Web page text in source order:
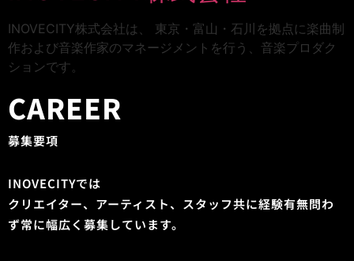
INOVECITY株式会社は、 東京・富山・石川を拠点に楽曲制
作および音楽作家のマネージメントを行う、音楽プロダク
ションです。
CAREER
募集要項
INOVECITYでは
クリエイター、アーティスト、スタッフ共に経験有無問わ
ず常に幅広く募集しています。